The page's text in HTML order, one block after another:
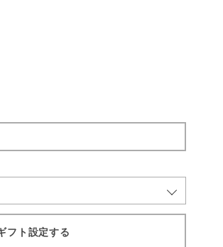
フト設定する